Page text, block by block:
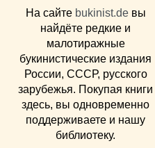
На сайте bukinist.deвы
найдёте редкие и
малотиражные
букинистические издания
России, СССР, русского
зарубежья. Покупая книги
здесь, вы одновременно
поддерживаете и нашу
библиотеку.